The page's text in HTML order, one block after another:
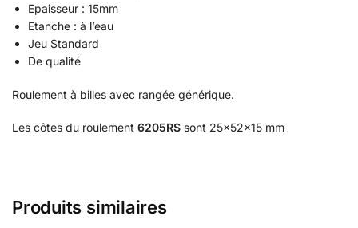
Epaisseur : 15mm
Etanche : à l’eau
Jeu Standard
De qualité
Roulement à billes avec rangée générique.
Les côtes du roulement 6205RS sont 25x52x15 mm
Produits similaires